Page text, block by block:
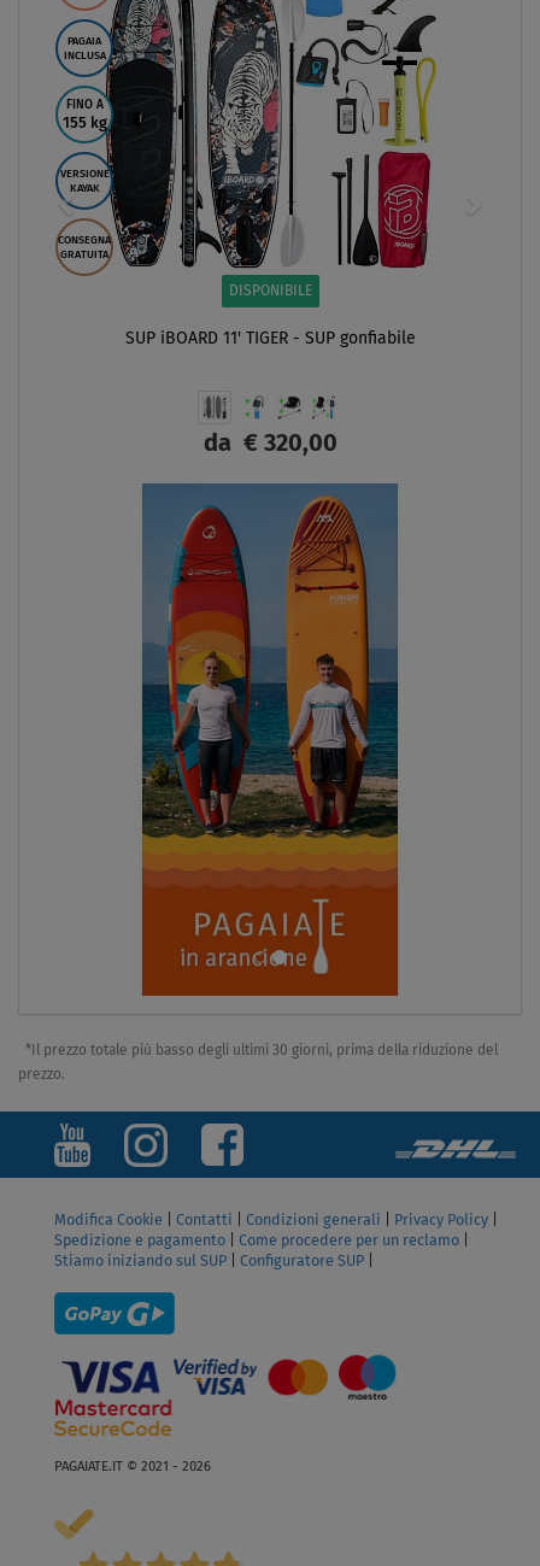
PAGAIA
INCLUSA
FINO A
155 kg
VERSIONE
KAYAK
CONSEGNA
GRATUITA
DISPONIBILE
SUP iBOARD 11' TIGER - SUP gonfiabile
da € 320,00
SCHERMO
*Il prezzo totale più basso degli ultimi 30 giorni, prima della riduzione del
prezzo.
Modifica Cookie Contatti Condizioni generali Privacy Policy
Spedizione e pagamento
Come procedere per un reclamo
Stiamo iniziando sul SUP
Configuratore SUP
PAGAIATE.IT © 2021 - 2026